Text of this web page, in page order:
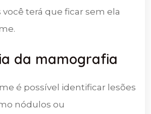
terá que ficar sem ela
da mamografia
é possível identificar lesões
nódulos ou